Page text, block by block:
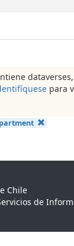
para
Chile
de